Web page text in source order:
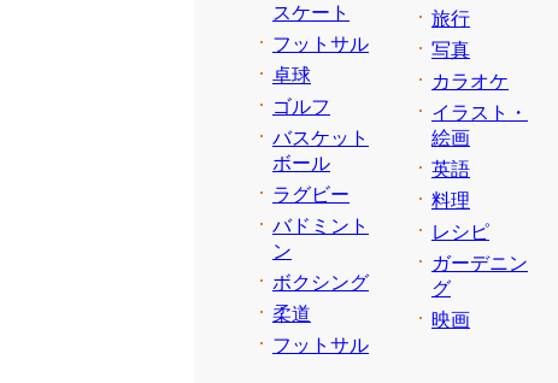
スケート
フットサル
卓球
ゴルフ
バスケット
ボール
ラグビー
バドミント
ン
ボクシング
柔道
フットサル
旅行
写真
カラオケ
イラスト・
絵画
英語
料理
レシピ
ガーデニン
グ
映画